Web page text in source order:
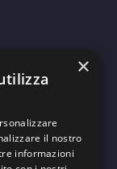
×
il nostro
informazioni